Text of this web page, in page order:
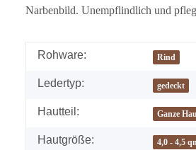
Narbenbild. Unempflindlich und
Rohware: Rind
Ledertyp: gedeckt
Hautteil: Ganze
Hautgröße: 4,0 - 4,5